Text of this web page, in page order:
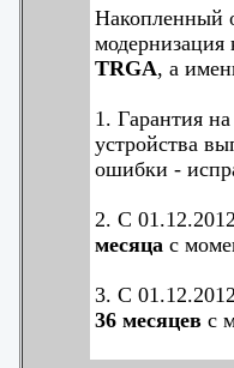
Накопленный
TRGA, а
1. Гарантия
устройства
ошибки -
2. С
месяца с
3. С
36 месяцев с